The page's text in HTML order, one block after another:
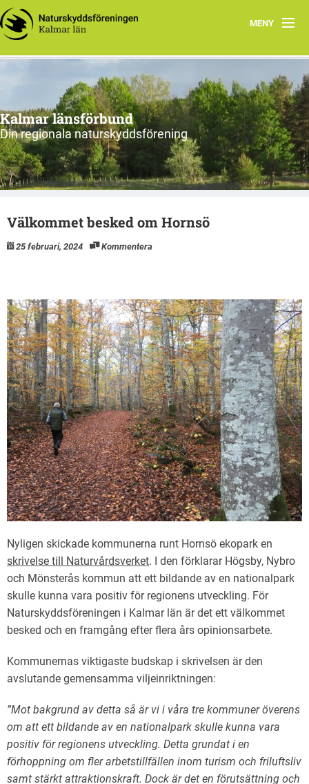
MENY
Hem
Om oss och vår förening
Styrelsen 2026
Protokoll
Natur i Kalmar län
Kalmar länsförbund
Din regionala naturskyddsförening
Välkommet besked om Hornsö
25 februari, 2024 Kommentera
Nyligen skickade kommunerna runt Hornsö ekopark en
skrivelse till Naturvårdsverket. I den förklarar Högsby, Nybro
och Mönsterås kommun att ett bildande av en nationalpark
skulle kunna vara positiv för regionens utveckling. För
Naturskyddsföreningen i Kalmar län är det ett välkommet
besked och en framgång efter flera års opinionsarbete.
Kommunernas viktigaste budskap i skrivelsen är den
avslutande gemensamma viljeinriktningen:
”Mot bakgrund av detta så är vi i våra tre kommuner överens
om att ett bildande av en nationalpark skulle kunna vara
positiv för regionens utveckling. Detta grundat i en
förhoppning om fler arbetstillfällen inom turism och friluftsliv
samt stärkt attraktionskraft. Dock är det en förutsättning och